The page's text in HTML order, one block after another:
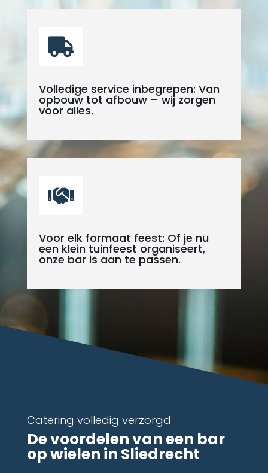

Volledige service inbegrepen: Van
opbouw tot afbouw – wij zorgen
voor alles.

Voor elk formaat feest: Of je nu
een klein tuinfeest organiseert,
onze bar is aan te passen.
Catering volledig verzorgd
De voordelen van een bar
op wielen in Sliedrecht